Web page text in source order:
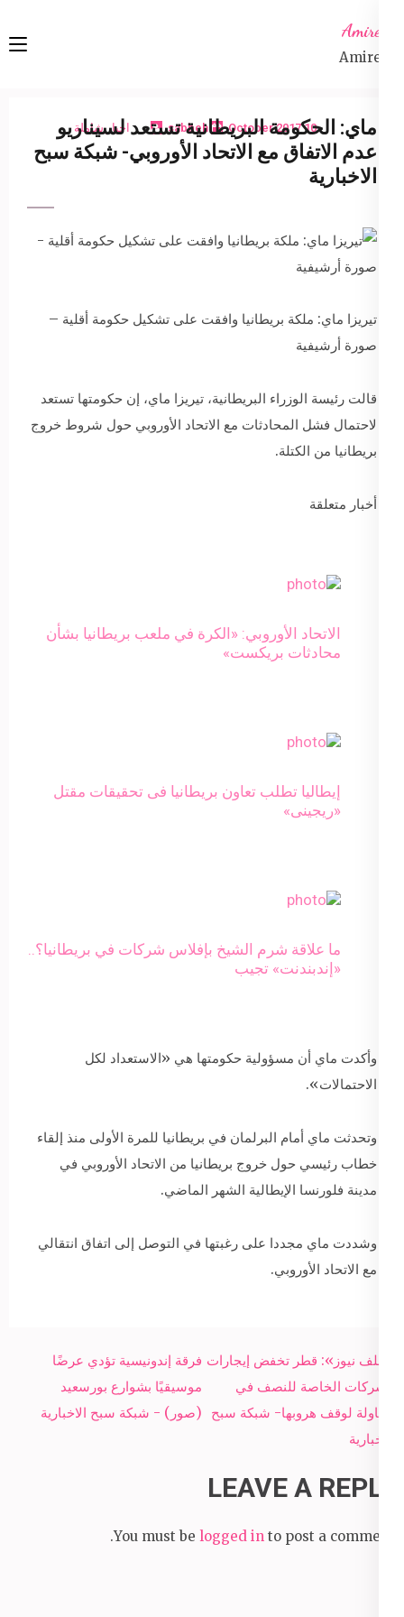
content
Enter)
Amireta
Amireta
10 October 2017
sabbeh اخبار شاملة
ماي: الحكومة البريطانية تستعد لسيناريو
عدم الاتفاق مع الاتحاد الأوروبي- شبكة سبح
الاخبارية
تيريزا ماي: ملكة بريطانيا وافقت على تشكيل حكومة أقلية –
صورة أرشيفية
قالت رئيسة الوزراء البريطانية، تيريزا ماي، إن حكومتها تستعد
لاحتمال فشل المحادثات مع الاتحاد الأوروبي حول شروط خروج
بريطانيا من الكتلة.
أخبار متعلقة
الاتحاد الأوروبي: «الكرة في ملعب بريطانيا بشأن
محادثات بريكست»
إيطاليا تطلب تعاون بريطانيا فى تحقيقات مقتل
«ريجينى»
ما علاقة شرم الشيخ بإفلاس شركات في بريطانيا؟..
«إندبندنت» تجيب
وأكدت ماي أن مسؤولية حكومتها هي «الاستعداد لكل
الاحتمالات».
وتحدثت ماي أمام البرلمان في بريطانيا للمرة الأولى منذ إلقاء
خطاب رئيسي حول خروج بريطانيا من الاتحاد الأوروبي في
مدينة فلورنسا الإيطالية الشهر الماضي.
وشددت ماي مجددا على رغبتها في التوصل إلى اتفاق انتقالي
مع الاتحاد الأوروبي.
Post
navigation
فرقة إندونيسية تؤدي عرضًا
موسيقيًا بشوارع بورسعيد
(صور) - شبكة سبح الاخبارية
«جلف نيوز»: قطر تخفض إيجارات
الشركات الخاصة للنصف في
محاولة لوقف هروبها- شبكة سبح
الاخبارية
LEAVE A REPLY
You must be logged in to post a comment.